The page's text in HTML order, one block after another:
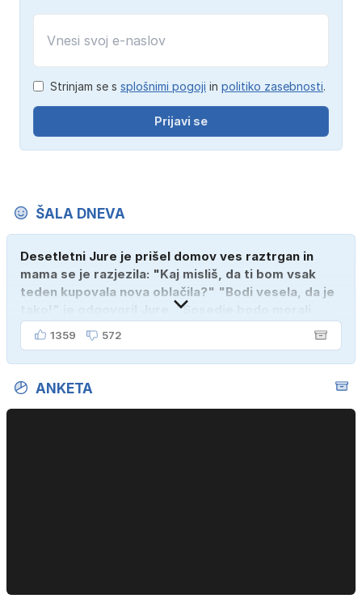
Strinjam se s splošnimi pogoji in politiko zasebnosti.
Prijavi se
ŠALA DNEVA
Desetletni Jure je prišel domov ves raztrgan in
mama se je razjezila: "Kaj misliš, da ti bom vsak
teden kupovala nova oblačila?" "Bodi vesela, da je
tako!" je odgovoril Jure. "Sosedje bodo morali
kupiti novega sina, tako sem ga prebutal!"
1359 572
ANKETA